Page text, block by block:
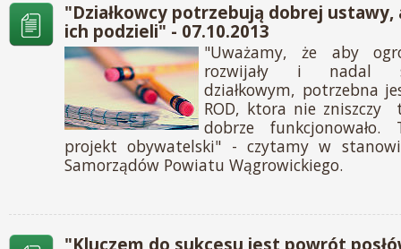
"Działkowcy potrzebują dobrej
ich podzieli" - 07.10.2013
"Uważamy, że aby
rozwijały i nadal
działkowym, potrzebna
ROD, ktora nie zniszczy
dobrze
projekt obywatelski" - czytamy w
Samorządów Powiatu Wągrowickiego.
"Kluczem do sukcesu jest powrót